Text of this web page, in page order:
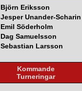
Björn Eriksson
Jesper Unander-Scharin
Emil Söderholm
Dag Samuelsson
Sebastian Larsson
Kommande
Turneringar